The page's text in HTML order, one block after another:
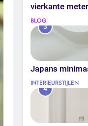
vierkante meter
BLOG
3
Japans
INTERIEURSTIJLEN
4